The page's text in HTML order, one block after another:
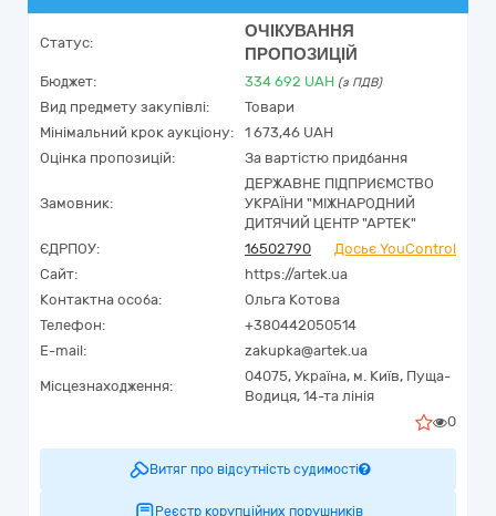
Статус:
ОЧІКУВАННЯ
ПРОПОЗИЦІЙ
Бюджет: 334 692 UAH (з ПДВ)
Вид предмету закупівлі:
Товари
Мінімальний крок аукціону:
1 673,46 UAH
Оцінка пропозицій:
За вартістю придбання
Замовник:
ДЕРЖАВНЕ ПІДПРИЄМСТВО
УКРАЇНИ "МІЖНАРОДНИЙ
ДИТЯЧИЙ ЦЕНТР "АРТЕК"
ЄДРПОУ:
16502790
Досьє YouControl
Сайт:
https://artek.ua
Контактна особа:
Ольга Котова
Телефон:
+380442050514
E-mail:
zakupka@artek.ua
Місцезнаходження:
04075, Україна, м. Київ, Пуща-
Водиця, 14-та лінія
0
Витяг про відсутність судимості
Реєстр корупційних порушників